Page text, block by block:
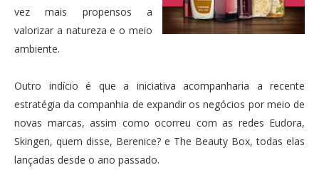
vez mais propensos a
valorizar a natureza e o meio
ambiente.
Outro indício é que a iniciativa acompanharia a recente
estratégia da companhia de expandir os negócios por meio de
novas marcas, assim como ocorreu com as redes Eudora,
Skingen, quem disse, Berenice? e The Beauty Box, todas elas
lançadas desde o ano passado.